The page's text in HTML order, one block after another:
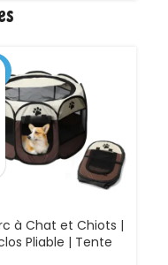
allaitantes
à Chat et Chiots |
Pliable | Tente